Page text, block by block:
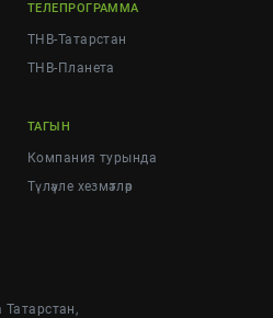
ТЕЛЕПРОГРАММА
ТНВ-Татарстан
ТНВ-Планета
ТАГЫН
Компания турында
Түләүле хезмәтләр
Татарстан,